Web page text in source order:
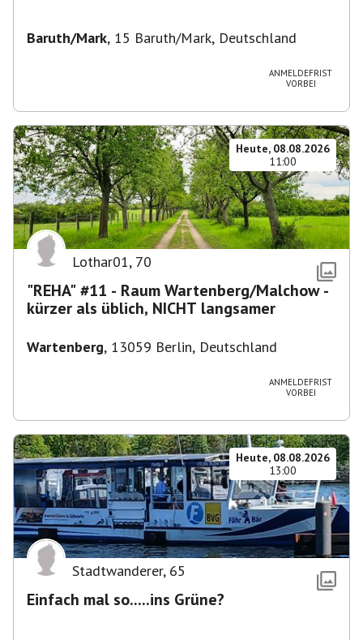
Baruth/Mark, 15 Baruth/Mark, Deutschland
ANMELDEFRIST
VORBEI
Heute, 08.08.2026
11:00
Lothar01, 70
"REHA" #11 - Raum Wartenberg/Malchow -
kürzer als üblich, NICHT langsamer
Wartenberg, 13059 Berlin, Deutschland
ANMELDEFRIST
VORBEI
Heute, 08.08.2026
13:00
Stadtwanderer, 65
Einfach mal so.....ins Grüne?